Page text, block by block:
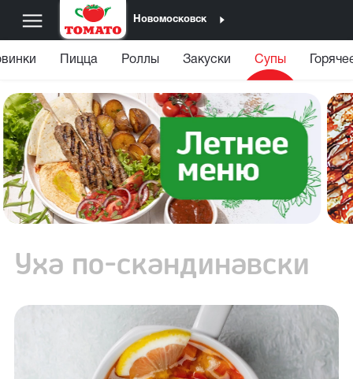
Новомосковск
Пицца Роллы Закуски Супы
Уха по-скандинавски